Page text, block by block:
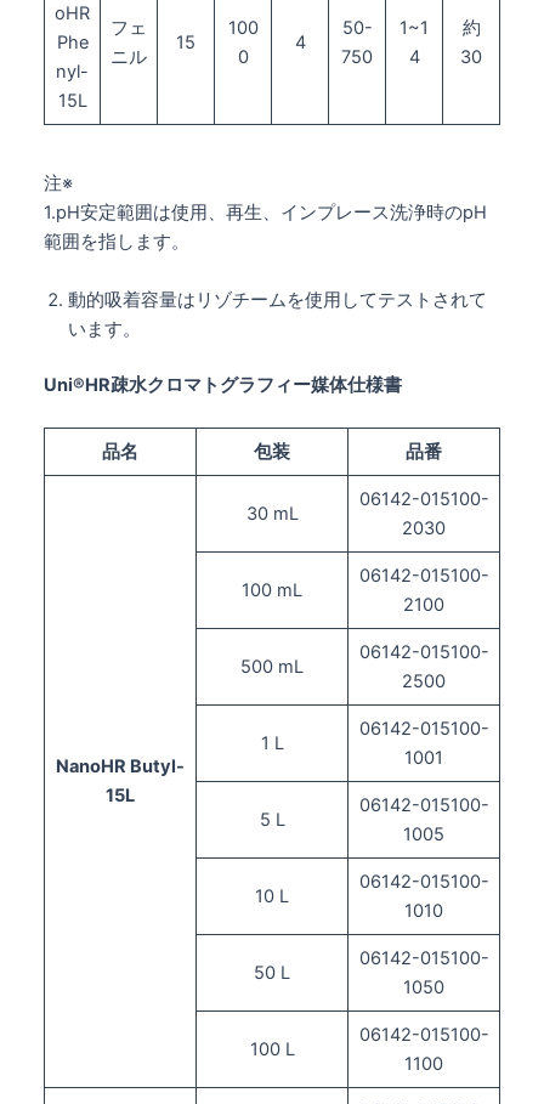
oHR
Phe
nyl-
15L
フェ
ニル
15
100
0
4
50-
750
1~1
4
約
30
注※
1.pH安定範囲は使用、再生、インプレース洗浄時のpH
範囲を指します。
動的吸着容量はリゾチームを使用してテストされて
います。
Uni®HR疎水クロマトグラフィー媒体仕様書
品名 包装 品番
NanoHR Butyl-
15L
30 mL
06142-015100-
2030
100 mL
06142-015100-
2100
500 mL
06142-015100-
2500
1 L
06142-015100-
1001
5 L
06142-015100-
1005
10 L
06142-015100-
1010
50 L
06142-015100-
1050
100 L
06142-015100-
1100